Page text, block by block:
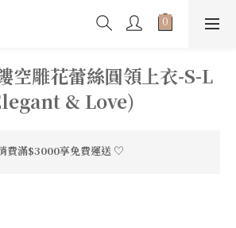
空雕花蕾絲圓領上衣-S-L
& Love)
費滿$3000享免費運送 ♡